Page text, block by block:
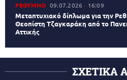
ΡΕΘΥΜΝΟ 09.07.2026 16:09
Μεταπτυχιακό δίπλωμα για την
Θεοπίστη Τζαγκαράκη από το
Αττικής
ΣΧΕΤΙΚΑ